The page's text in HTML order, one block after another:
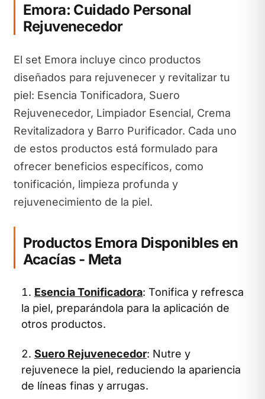
Emora: Cuidado Personal
Rejuvenecedor
El set Emora incluye cinco productos
diseñados para rejuvenecer y revitalizar tu
piel: Esencia Tonificadora, Suero
Rejuvenecedor, Limpiador Esencial, Crema
Revitalizadora y Barro Purificador. Cada uno
de estos productos está formulado para
ofrecer beneficios específicos, como
tonificación, limpieza profunda y
rejuvenecimiento de la piel.
Productos Emora Disponibles en
Acacías - Meta
Esencia Tonificadora: Tonifica y refresca
la piel, preparándola para la aplicación de
otros productos.
Suero Rejuvenecedor: Nutre y
rejuvenece la piel, reduciendo la apariencia
de líneas finas y arrugas.